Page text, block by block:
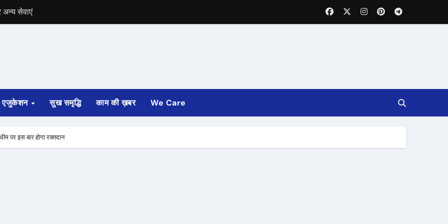
चुनाव की घोषणा
साफ
तक होगी
एजुकेशन सुख समृद्धि काम की ख़बर We Care
पर इस बार होगा रक्तदान